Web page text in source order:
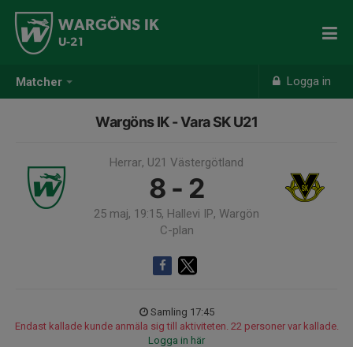
Matcher Logga in
WARGÖNS IK
U-21
Wargöns IK - Vara SK U21
Herrar, U21 Västergötland
8 - 2
25 maj, 19:15, Hallevi IP, Wargön
C-plan
Samling 17:45
Endast kallade kunde anmäla sig till aktiviteten. 22 personer var kallade.
Logga in här